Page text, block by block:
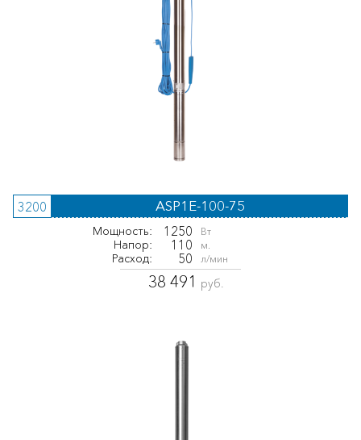
3200 ASP1E-100-75
Мощность: 1250 Вт
Напор: 110 м.
Расход: 50 л/мин
38 491 руб.